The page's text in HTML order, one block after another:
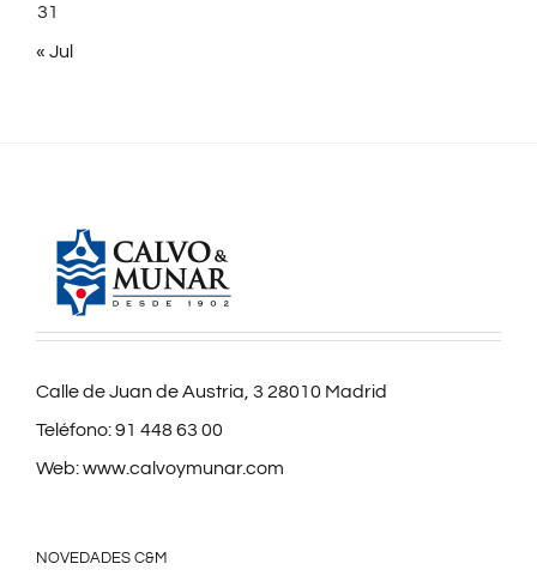
31
« Jul
Calle de Juan de Austria, 3 28010 Madrid
Teléfono:91 448 63 00
Web:www.calvoymunar.com
NOVEDADES C&M